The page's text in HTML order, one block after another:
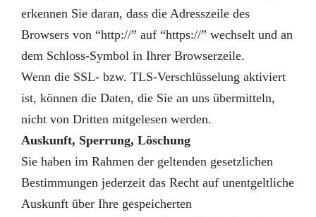
erkennen Sie daran, dass die Adresszeile des
Browsers von “http://” auf “https://” wechselt und an
dem Schloss-Symbol in Ihrer Browserzeile.
Wenn die SSL- bzw. TLS-Verschlüsselung aktiviert
ist, können die Daten, die Sie an uns übermitteln,
nicht von Dritten mitgelesen werden.
Auskunft, Sperrung, Löschung
Sie haben im Rahmen der geltenden gesetzlichen
Bestimmungen jederzeit das Recht auf unentgeltliche
Auskunft über Ihre gespeicherten